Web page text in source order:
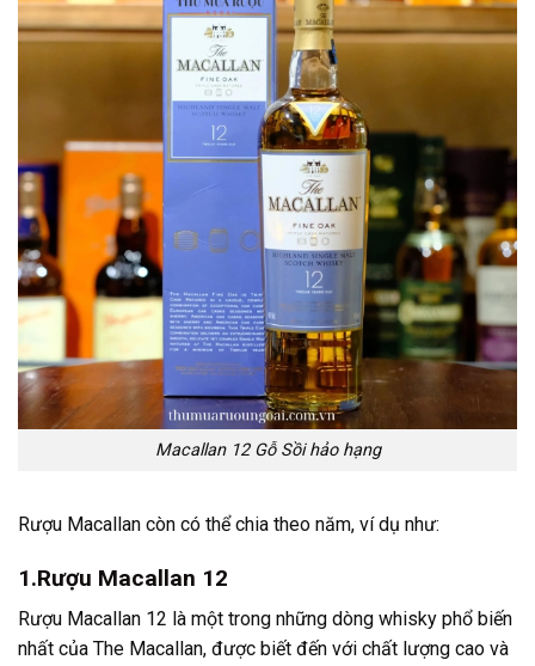
Macallan 12 Gỗ Sồi hảo hạng
Rượu Macallan còn có thể chia theo năm, ví dụ như:
1.Rượu Macallan 12
Rượu Macallan 12 là một trong những dòng whisky phổ biến
nhất của The Macallan, được biết đến với chất lượng cao và